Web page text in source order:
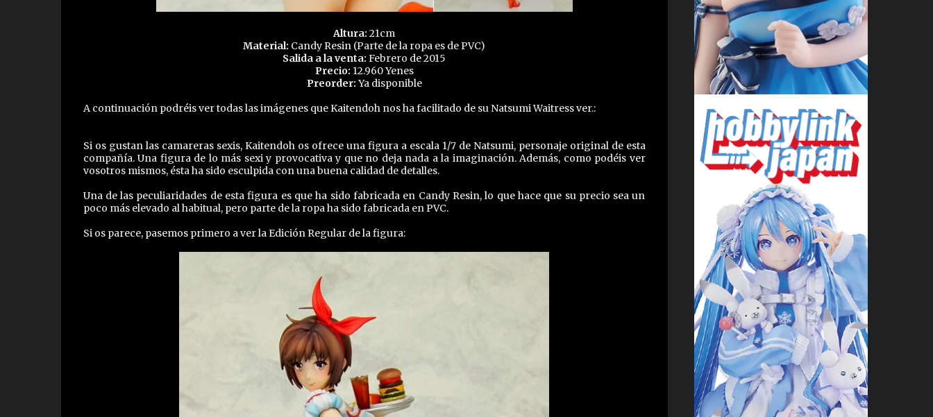
Altura: 21cm
Material: Candy Resin (Parte de la ropa es de PVC)
Salida a la venta: Febrero de 2015
Precio: 12.960 Yenes
Preorder: Ya disponible
A continuación podréis ver todas las imágenes que Kaitendoh nos ha facilitado de su Natsumi Waitress ver.:
Si os gustan las camareras sexis, Kaitendoh os ofrece una figura a escala 1/7 de Natsumi, personaje original de esta
compañía. Una figura de lo más sexi y provocativa y que no deja nada a la imaginación. Además, como podéis ver
vosotros mismos, ésta ha sido esculpida con una buena calidad de detalles.
Una de las peculiaridades de esta figura es que ha sido fabricada en Candy Resin, lo que hace que su precio sea un
poco más elevado al habitual, pero parte de la ropa ha sido fabricada en PVC.
Si os parece, pasemos primero a ver la Edición Regular de la figura: